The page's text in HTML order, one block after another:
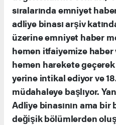
sıralarında emniyet
adliye binası arşiv
üzerine emniyet haber
hemen itfaiyemize
hemen harekete
yerine intikal ediyor ve
müdahaleye başlıyor.
Adliye binasının ama
değişik bölümlerden